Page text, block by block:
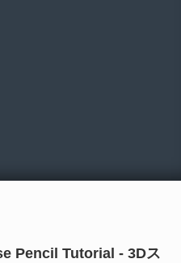
Pencil Tutorial - 3Dス